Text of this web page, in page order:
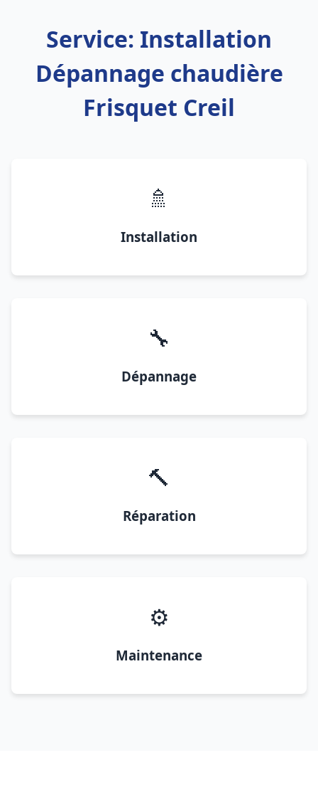
Service: Installation
Dépannage chaudière
Frisquet Creil
🚿
Installation
🔧
Dépannage
🔨
Réparation
⚙️
Maintenance